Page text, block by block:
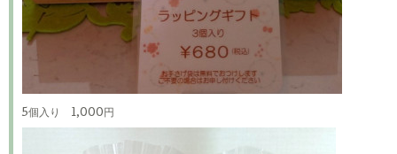
5個入り 1,000円